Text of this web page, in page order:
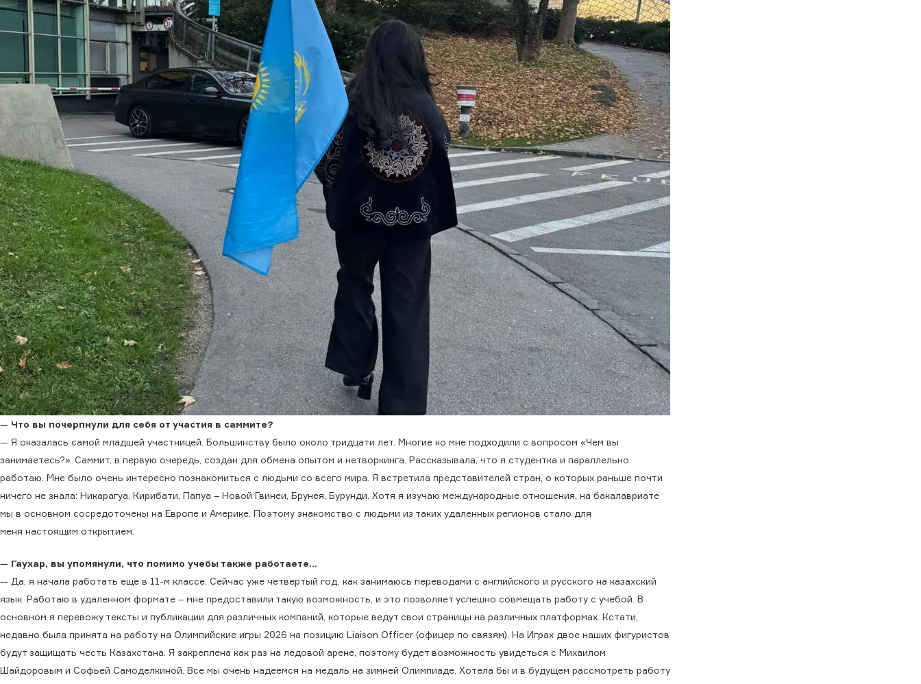
— Что вы почерпнули для себя от участия в саммите?
— Я оказалась самой младшей участницей. Большинству было около тридцати лет. Многие ко мне подходили с вопросом «Чем вы
занимаетесь?». Саммит, в первую очередь, создан для обмена опытом и нетворкинга. Рассказывала, что я студентка и параллельно
работаю. Мне было очень интересно познакомиться с людьми со всего мира. Я встретила представителей стран, о которых раньше почти
ничего не знала: Никарагуа, Кирибати, Папуа – Новой Гвинеи, Брунея, Бурунди. Хотя я изучаю международные отношения, на бакалавриате
мы в основном сосредоточены на Европе и Америке. Поэтому знакомство с людьми из таких удаленных регионов стало для
меня настоящим открытием.
— Гаухар, вы упомянули, что помимо учебы также работаете…
— Да, я начала работать еще в 11-м классе. Сейчас уже четвертый год, как занимаюсь переводами с английского и русского на казахский
язык. Работаю в удаленном формате – мне предоставили такую возможность, и это позволяет успешно совмещать работу с учебой. В
основном я перевожу тексты и публикации для различных компаний, которые ведут свои страницы на различных платформах. Кстати,
недавно была принята на работу на Олимпийские игры 2026 на позицию Liaison Officer (офицер по связям). На Играх двое наших фигуристов
будут защищать честь Казахстана. Я закреплена как раз на ледовой арене, поэтому будет возможность увидеться с Михаилом
Шайдоровым и Софьей Самоделкиной. Все мы очень надеемся на медаль на зимней Олимпиаде. Хотела бы и в будущем рассмотреть работу